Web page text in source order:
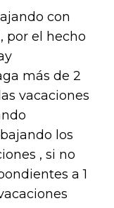
con
por el hecho
más de 2
vacaciones
los
, si no
a 1